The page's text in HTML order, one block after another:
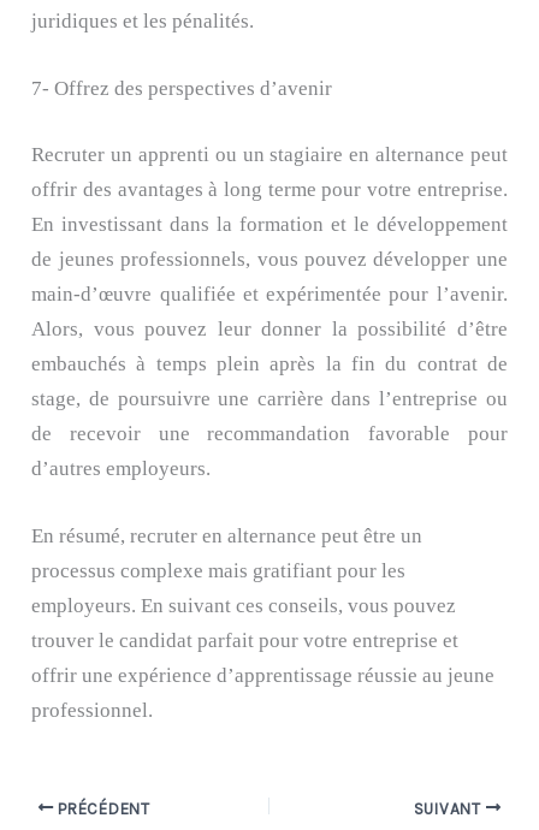
juridiques et les pénalités.
7- Offrez des perspectives d’avenir
Recruter un apprenti ou un stagiaire en alternance peut
offrir des avantages à long terme pour votre entreprise.
En investissant dans la formation et le développement
de jeunes professionnels, vous pouvez développer une
main-d’œuvre qualifiée et expérimentée pour l’avenir.
Alors, vous pouvez leur donner la possibilité d’être
embauchés à temps plein après la fin du contrat de
stage, de poursuivre une carrière dans l’entreprise ou
de recevoir une recommandation favorable pour
d’autres employeurs.
En résumé, recruter en alternance peut être un
processus complexe mais gratifiant pour les
employeurs. En suivant ces conseils, vous pouvez
trouver le candidat parfait pour votre entreprise et
offrir une expérience d’apprentissage réussie au jeune
professionnel.
PRÉCÉDENT SUIVANT